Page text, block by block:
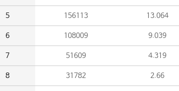
5 156113 13.064
6 108009 9.039
7 51609 4.319
8 31782 2.66